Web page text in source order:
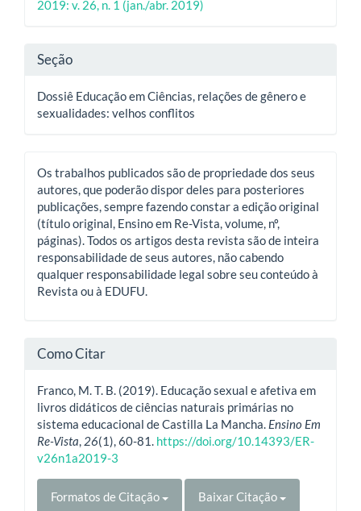
2019: v. 26, n. 1 (jan./abr. 2019)
Seção
Dossiê Educação em Ciências, relações de gênero e
sexualidades: velhos conflitos
Os trabalhos publicados são de propriedade dos seus
autores, que poderão dispor deles para posteriores
publicações, sempre fazendo constar a edição original
(título original, Ensino em Re-Vista, volume, nº,
páginas). Todos os artigos desta revista são de inteira
responsabilidade de seus autores, não cabendo
qualquer responsabilidade legal sobre seu conteúdo à
Revista ou à EDUFU.
Como Citar
Franco, M. T. B. (2019). Educação sexual e afetiva em
livros didáticos de ciências naturais primárias no
sistema educacional de Castilla La Mancha. Ensino Em
Re-Vista, 26(1), 60-81. https://doi.org/10.14393/ER-
v26n1a2019-3
Formatos de Citação Baixar Citação